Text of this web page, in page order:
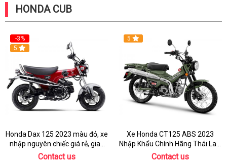
HONDA CUB
-3%
5
Honda Dax 125 2023 màu đỏ, xe
nhập nguyên chiếc giá rẻ, giao
hồ sơ ngay
Contact us
5
Xe Honda CT125 ABS 2023
Nhập Khẩu Chính Hãng Thái Lan,
Đủ Phụ Kiện Đồ Chơi
Contact us